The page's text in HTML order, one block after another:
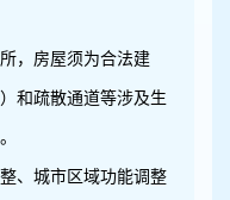
，房屋须为合法建
和疏散通道等涉及生
、城市区域功能调整